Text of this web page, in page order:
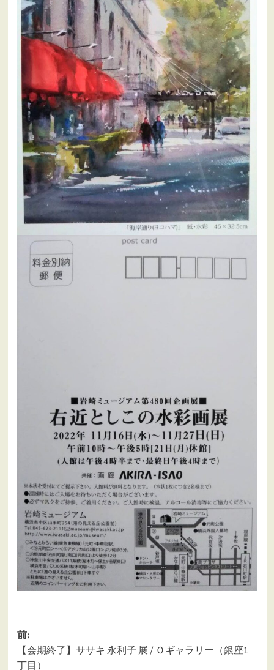
投
稿
前:
【会期終了】ササキ 永利子 展 / Ｏギャラリー（銀座1
丁目）